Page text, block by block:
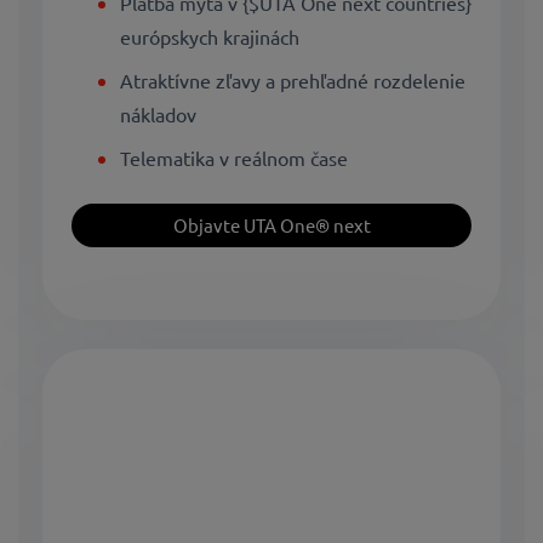
európskych krajinách
Atraktívne zľavy a prehľadné rozdelenie
nákladov
Telematika v reálnom čase
Objavte UTA One® next